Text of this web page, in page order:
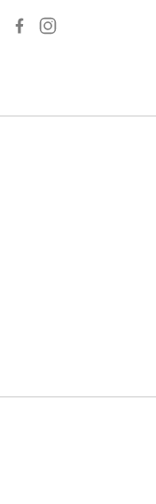
ᲡᲐᲛᲖᲐᲠᲔᲣᲚᲝᲡ